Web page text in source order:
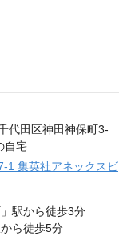
1 集英社アネックスビ
駅から徒歩3分
ら徒歩5分